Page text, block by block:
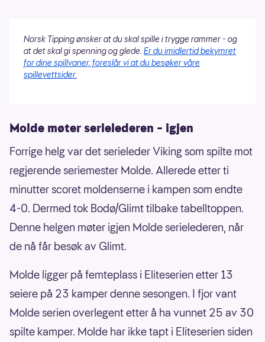
Norsk Tipping ønsker at du skal spille i trygge rammer - og
at det skal gi spenning og glede. Er du imidlertid bekymret
for dine spillvaner, foreslår vi at du besøker våre
spillevettsider.
Molde møter serielederen – igjen
Forrige helg var det serieleder Viking som spilte mot
regjerende seriemester Molde. Allerede etter ti
minutter scoret moldenserne i kampen som endte
4-0. Dermed tok Bodø/Glimt tilbake tabelltoppen.
Denne helgen møter igjen Molde serielederen, når
de nå får besøk av Glimt.
Molde ligger på femteplass i Eliteserien etter 13
seiere på 23 kamper denne sesongen. I fjor vant
Molde serien overlegent etter å ha vunnet 25 av 30
spilte kamper. Molde har ikke tapt i Eliteserien siden